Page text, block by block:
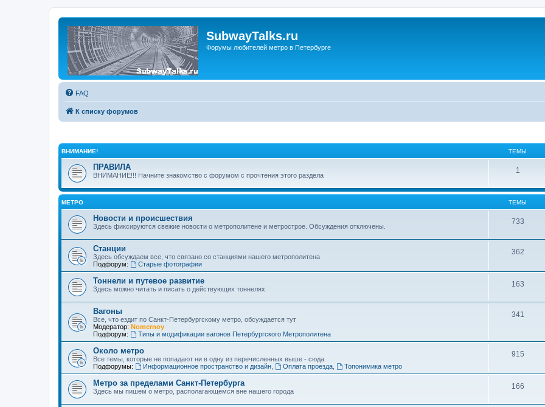
SubwayTalks.ru
Форумы любителей метро в Петербурге
FAQ
К списку форумов
ВНИМАНИЕ! ТЕМЫ
ПРАВИЛА
ВНИМАНИЕ!!! Начните знакомство с форумом с прочтения этого раздела
1
МЕТРО ТЕМЫ
Новости и происшествия
Здесь фиксируются свежие новости о метрополитене и метрострое. Обсуждения отключены.
733
Станции
Здесь обсуждаем все, что связано со станциями нашего метрополитена
Подфорум:
Старые фотографии
362
Тоннели и путевое развитие
Здесь можно читать и писать о действующих тоннелях
163
Вагоны
Все, что ездит по Санкт-Петербургскому метро, обсуждается тут
Модератор: Nomernoy
Подфорум:
Типы и модификации вагонов Петербургского Метрополитена
341
Около метро
Все темы, которые не попадают ни в одну из перечисленных выше - сюда.
Подфорумы:
Информационное пространство и дизайн, Оплата проезда, Топонимика метро
915
Метро за пределами Санкт-Петербурга
Здесь мы пишем о метро, располагающемся вне нашего города
166